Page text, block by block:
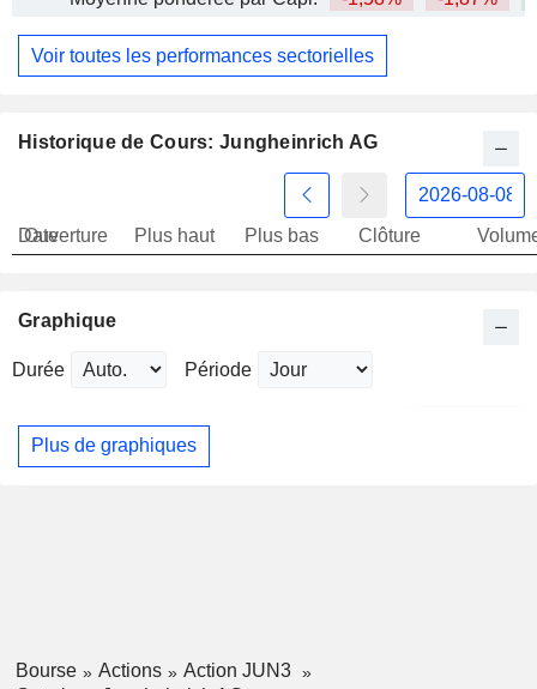
Voir toutes les performances sectorielles
Historique de Cours: Jungheinrich AG
Date
Ouverture Plus haut Plus bas Clôture
Graphique
Durée Période
Plus de graphiques
Bourse Actions
Action JUN3